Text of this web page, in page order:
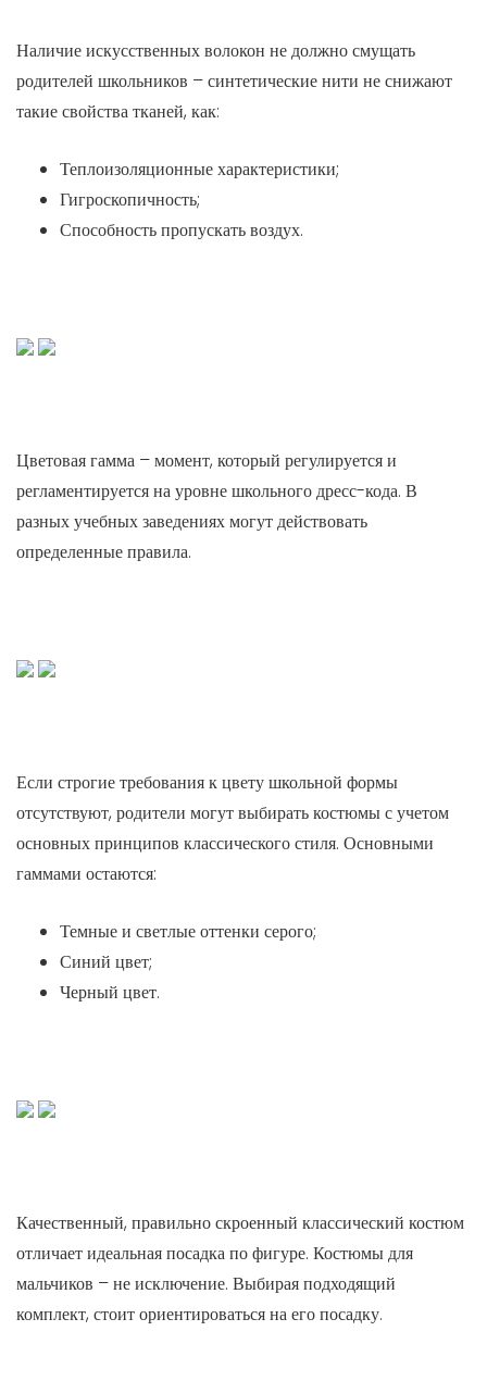
Наличие искусственных волокон не должно смущать
родителей школьников – синтетические нити не снижают
такие свойства тканей, как:
Теплоизоляционные характеристики;
Гигроскопичность;
Способность пропускать воздух.
Цветовая гамма – момент, который регулируется и
регламентируется на уровне школьного дресс-кода. В
разных учебных заведениях могут действовать
определенные правила.
Если строгие требования к цвету школьной формы
отсутствуют, родители могут выбирать костюмы с учетом
основных принципов классического стиля. Основными
гаммами остаются:
Темные и светлые оттенки серого;
Синий цвет;
Черный цвет.
Качественный, правильно скроенный классический костюм
отличает идеальная посадка по фигуре. Костюмы для
мальчиков – не исключение. Выбирая подходящий
комплект, стоит ориентироваться на его посадку.